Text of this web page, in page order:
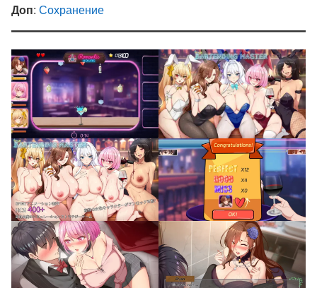
Доп: Сохранение